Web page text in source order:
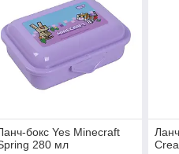
бокс Yes Minecraft
280 мл